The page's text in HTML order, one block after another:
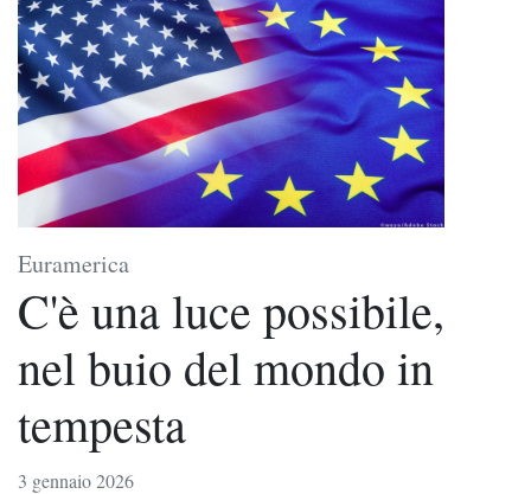
Euramerica
C'è una luce possibile,
nel buio del mondo in
tempesta
3 gennaio 2026